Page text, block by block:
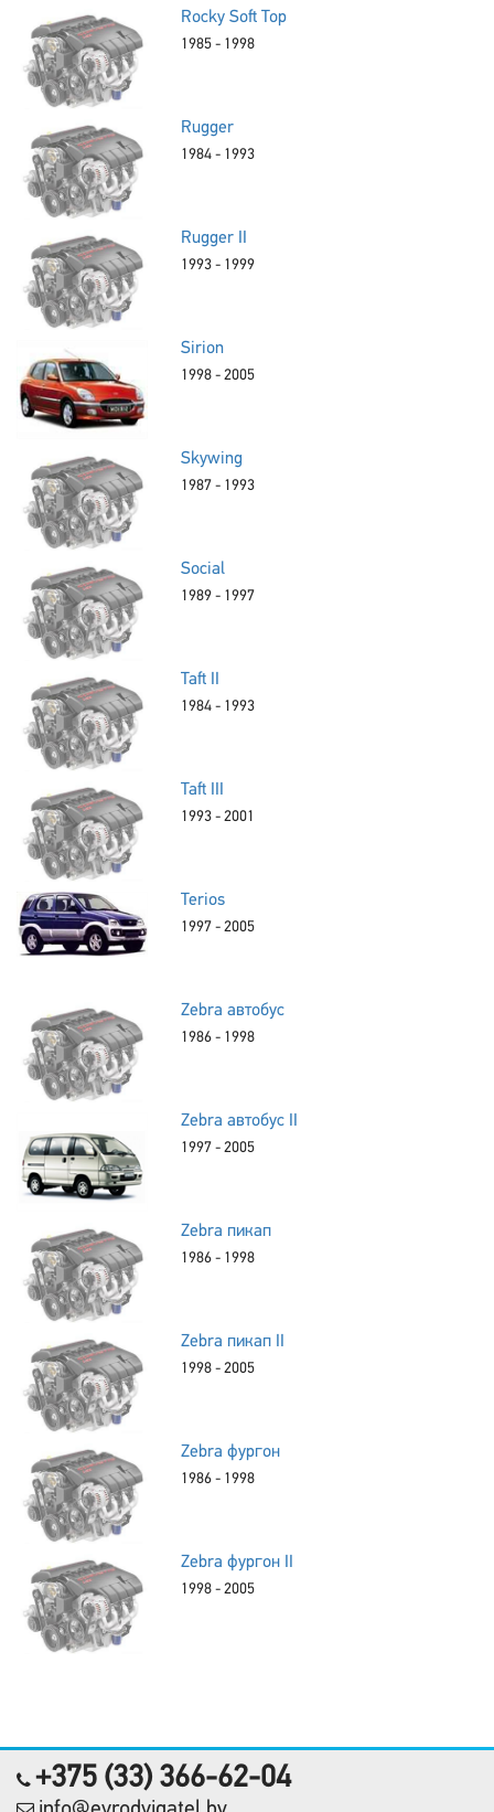
Rocky Soft Top
1985 - 1998
Rugger
1984 - 1993
Rugger II
1993 - 1999
Sirion
1998 - 2005
Skywing
1987 - 1993
Social
1989 - 1997
Taft II
1984 - 1993
Taft III
1993 - 2001
Terios
1997 - 2005
Zebra автобус
1986 - 1998
Zebra автобус II
1997 - 2005
Zebra пикап
1986 - 1998
Zebra пикап II
1998 - 2005
Zebra фургон
1986 - 1998
Zebra фургон II
1998 - 2005
+375 (33) 366-62-04